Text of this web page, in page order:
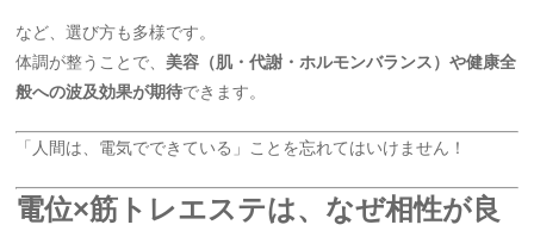
など、選び方も多様です。
体調が整うことで、美容（肌・代謝・ホルモンバランス）や健康全
般への波及効果が期待できます。
「人間は、電気でできている」ことを忘れてはいけません！
電位×筋トレエステは、なぜ相性が良